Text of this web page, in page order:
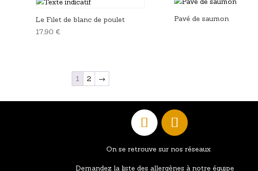
Le Filet de blanc de poulet
17,90 €
Pavé de saumon
1 2 →
On se retrouve sur nos réseaux
Demandez la liste des allergènes à notre équipe